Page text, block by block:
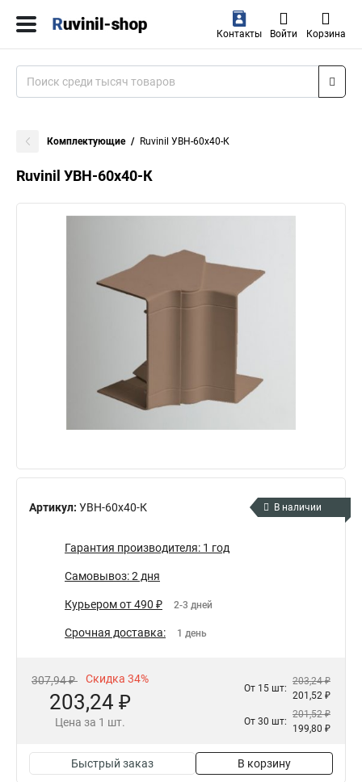
Контакты Войти Корзина
Комплектующие Ruvinil УВН-60х40-К
Ruvinil УВН-60х40-К
Артикул: УВН-60х40-К В наличии
Гарантия производителя: 1 год
Самовывоз: 2 дня
Курьером от 490 ₽ 2-3 дней
Срочная доставка: 1 день
307,94 ₽ Скидка 34%
203,24 ₽
Цена за 1 шт.
От 15 шт:
203,24 ₽
201,52 ₽
От 30 шт:
201,52 ₽
199,80 ₽
Быстрый заказ В корзину